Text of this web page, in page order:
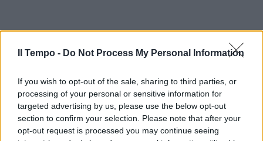
Il Tempo - Do Not Process My Personal Information
If you wish to opt-out of the sale, sharing to third parties, or
processing of your personal or sensitive information for
targeted advertising by us, please use the below opt-out
section to confirm your selection. Please note that after your
opt-out request is processed you may continue seeing